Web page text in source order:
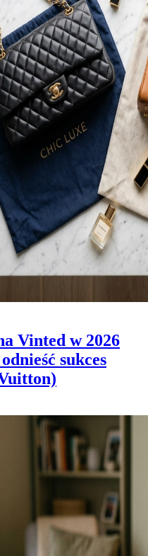
Vinted w 2026
sukces